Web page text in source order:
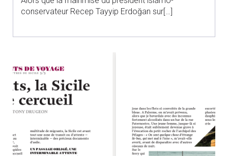
conservateur Recep Tayyip Erdoğan sur[…]